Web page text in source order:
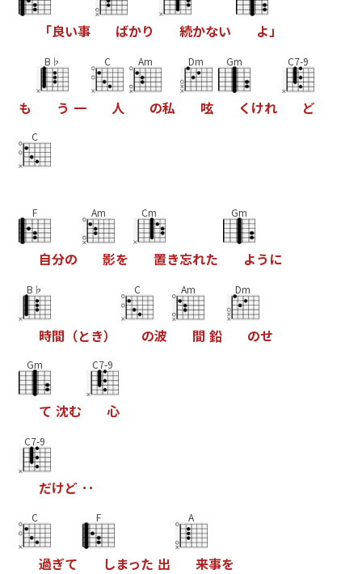
「良い事 ばかり 続かない よ」
も
B♭
う 一
C
人
Am
の私
Dm
呟
Gm
く けれ
C7-9
ど
C
F
自分の
Am
影を
Cm
置き忘れた
Gm
よう に
B♭
時間 （とき）
C
の波
Am
間 鉛
Dm
のせ
Gm
て 沈む
C7-9
心
C7-9
だけど ･ ･
C
過ぎて
F
しまった 出
A
来事を